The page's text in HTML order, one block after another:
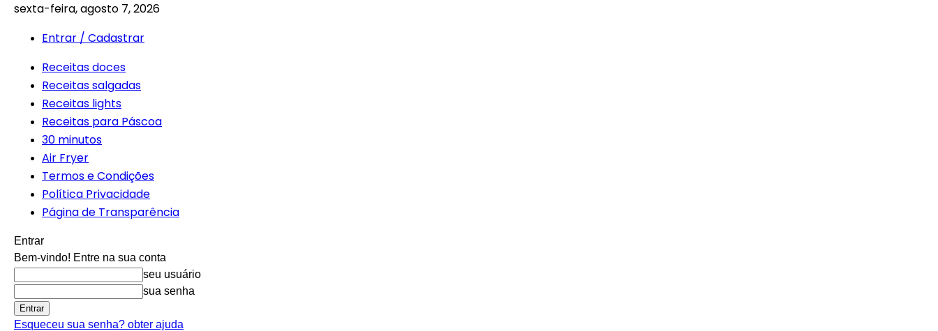
sexta-feira, agosto 7, 2026
Entrar / Cadastrar
Receitas doces
Receitas salgadas
Receitas lights
Receitas para Páscoa
30 minutos
Air Fryer
Termos e Condições
Política Privacidade
Página de Transparência
Entrar
Bem-vindo! Entre na sua conta
seu usuário
sua senha
Esqueceu sua senha? obter ajuda